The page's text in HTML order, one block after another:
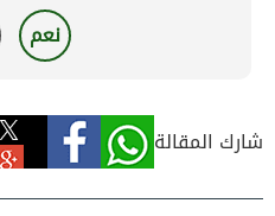
نعم
شارك المقالة